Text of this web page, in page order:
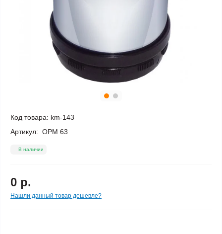
Код товара: km-143
Артикул: ОРМ 63
В наличии
0 р.
Нашли данный товар дешевле?